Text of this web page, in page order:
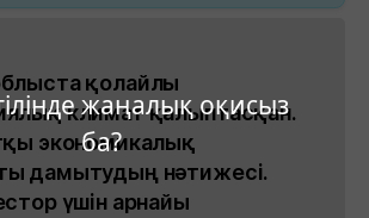
жаңалық оқисыз
ба?
қолайлы
климат қалыптасқан.
экономикалық
дамытудың нәтижесі.
үшін арнайы